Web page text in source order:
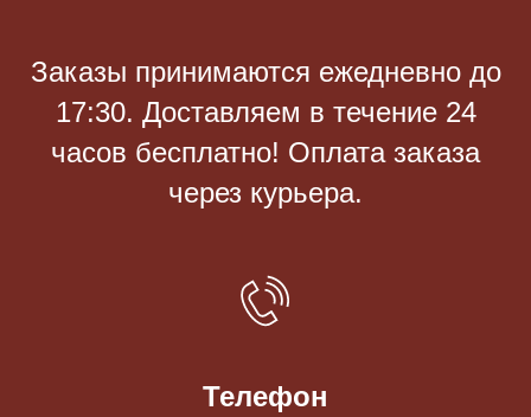
Заказы принимаются eжедневно до
17:30. Доставляем в течение 24
часов бесплатно! Оплата заказа
через курьера.
Телефон